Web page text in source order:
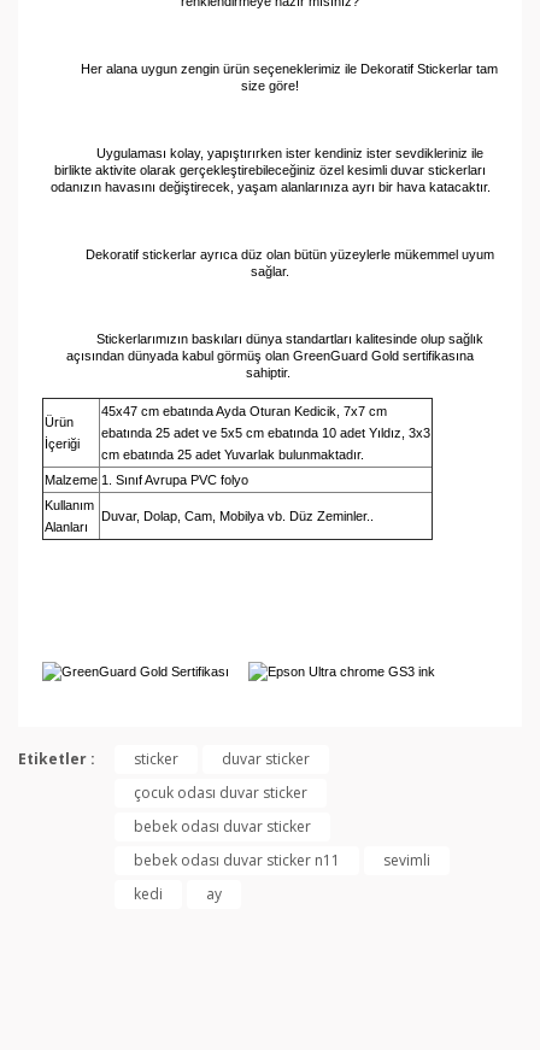
Her alana uygun zengin ürün seçeneklerimiz ile Dekoratif Stickerlar tam
size göre!
Uygulaması kolay, yapıştırırken ister kendiniz ister sevdikleriniz ile
birlikte aktivite olarak gerçekleştirebileceğiniz özel kesimli duvar stickerları
odanızın havasını değiştirecek, yaşam alanlarınıza ayrı bir hava katacaktır.
Dekoratif stickerlar ayrıca düz olan bütün yüzeylerle mükemmel uyum
sağlar.
Stickerlarımızın baskıları dünya standartları kalitesinde olup sağlık
açısından dünyada kabul görmüş olan GreenGuard Gold sertifikasına
sahiptir.
Ürün
İçeriği
45x47 cm ebatında Ayda Oturan Kedicik, 7x7 cm
ebatında 25 adet ve 5x5 cm ebatında 10 adet Yıldız, 3x3
cm ebatında 25 adet Yuvarlak bulunmaktadır.
Malzeme 1. Sınıf Avrupa PVC folyo
Kullanım
Alanları
Duvar, Dolap, Cam, Mobilya vb. Düz Zeminler..
Bu ürüne ilk yorumu siz yapın!
diğer konularda yetersiz gördüğünüz noktaları öneri
Görüş ve önerileriniz için teşekkür ederiz.
Ürün resmi kalitesiz, bozuk veya görüntülenemiyor.
Ürün açıklamasında eksik bilgiler bulunuyor.
Etiketler : sticker
duvar sticker
çocuk odası duvar sticker
bebek odası duvar sticker
bebek odası duvar sticker n11
sevimli
kedi
ay